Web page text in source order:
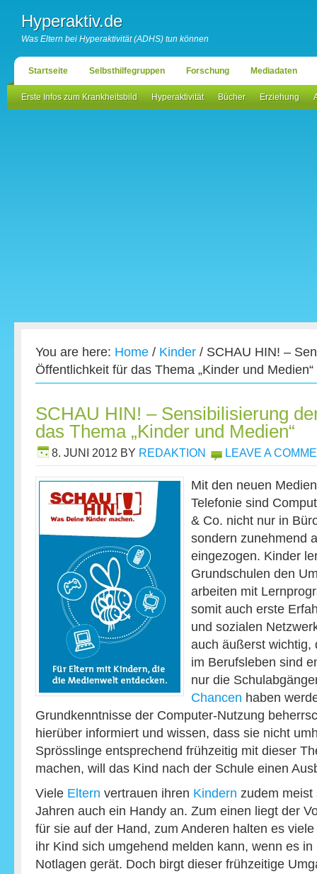
Hyperaktiv.de
Was Eltern bei Hyperaktivität (ADHS) tun können
Startseite Selbsthilfegruppen Forschung Mediadaten
Erste Infos zum Krankheitsbild Hyperaktivität Bücher Erziehung
You are here: Home / Kinder / SCHAU HIN! –
Öffentlichkeit für das Thema „Kinder und Medien“
SCHAU HIN! – Sensibilisierung
das Thema „Kinder und Medien“
8. JUNI 2012 BY REDAKTION LEAVE A
Mit den neuen
Telefonie sind
& Co. nicht nur in
sondern zunehmend
eingezogen. Kinder
Grundschulen den
arbeiten mit
somit auch erste
und sozialen
auch äußerst wichtig,
im Berufsleben sind
nur die
Chancen haben
Grundkenntnisse der Computer-Nutzung
hierüber informiert und wissen, dass sie nicht
Sprösslinge entsprechend frühzeitig mit dieser
machen, will das Kind nach der Schule einen
Viele Eltern vertrauen ihren Kindern zudem meist
Jahren auch ein Handy an. Zum einen liegt der
für sie auf der Hand, zum Anderen halten es
ihr Kind sich umgehend melden kann, wenn es
Notlagen gerät. Doch birgt dieser frühzeitige